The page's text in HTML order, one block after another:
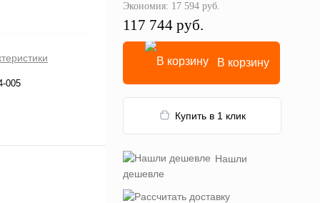
005
Экономия: 17 594 руб.
117 744 руб.
В корзину
Купить в 1 клик
Нашли
дешевле